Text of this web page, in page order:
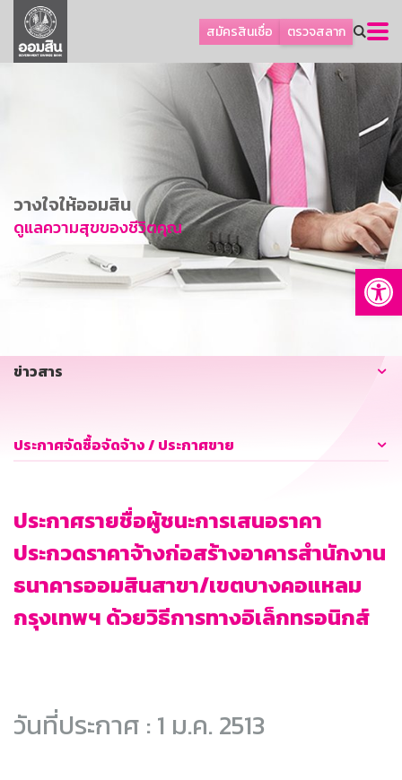
สมัครสินเชื่อ ตรวจสลาก
ลูกค้าธุรกิจ
ลูกค้าผู้ประกอบรายย่อย
การพัฒนาที่ยั่งยืน
ข่าวสาร
บริการทางการเงิน
อื่นๆ
วางใจให้ออมสิน
ดูแลความสุขของชีวิตคุณ
ข่าวสาร
ประกาศจัดซื้อจัดจ้าง / ประกาศขาย
ประกาศรายชื่อผู้ชนะการเสนอราคา
ประกวดราคาจ้างก่อสร้างอาคารสำนักงาน
ธนาคารออมสินสาขา/เขตบางคอแหลม
กรุงเทพฯ ด้วยวิธีการทางอิเล็กทรอนิกส์
วันที่ประกาศ : 1 ม.ค. 2513